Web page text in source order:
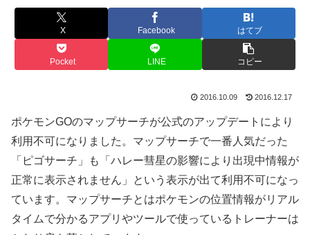
X Facebook はてブ
Pocket LINE コピー
2016.10.09 2016.12.17
ポケモンGOのマップサーチが公式のアップデートにより
利用不可になりました。マップサーチで一番人気だった
「ピゴサーチ」も「ハレー彗星の影響により出現中情報が
正常に表示されません」という表示が出て利用不可になっ
ています。マップサーチとはポケモンの位置情報がリアル
タイムで分かるアプリやツールで使っているトレーナーは